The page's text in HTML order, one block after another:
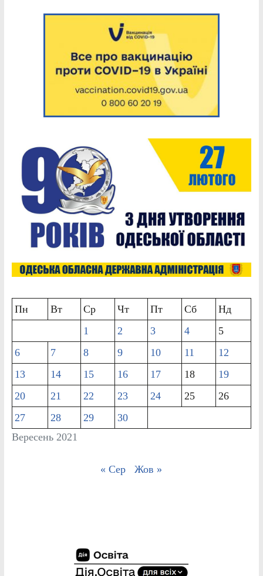
Вересень 2021
Пн Вт Ср Чт Пт Сб
Нд
1
2 3 4
5
6
7 8 9 10 11
12
13
14 15 16 17 18
19
20
21 22 23 24 25
26
27
28 29 30
« Сер Жов »